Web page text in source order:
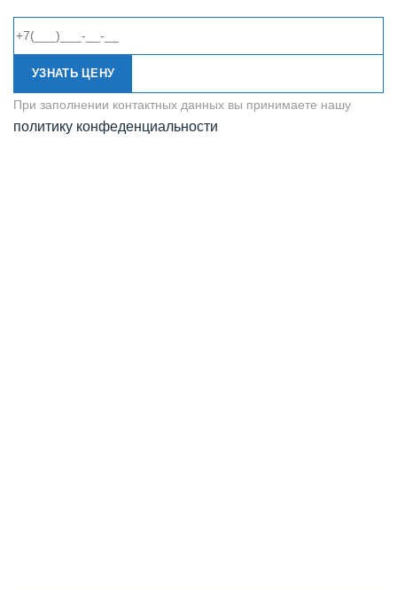
УЗНАТЬ ЦЕНУ
При заполнении контактных данных вы принимаете нашу
политику конфеденциальности